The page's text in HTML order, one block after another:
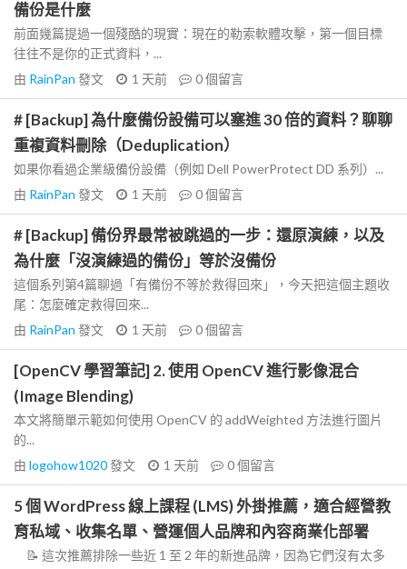
備份是什麼
前面幾篇提過一個殘酷的現實：現在的勒索軟體攻擊，第一個目標
往往不是你的正式資料，...
由 RainPan 發文 1 天前 0個留言
# [Backup] 為什麼備份設備可以塞進 30 倍的資料？聊聊
重複資料刪除（Deduplication）
如果你看過企業級備份設備（例如 Dell PowerProtect DD 系列）...
由 RainPan 發文 1 天前 0個留言
# [Backup] 備份界最常被跳過的一步：還原演練，以及
為什麼「沒演練過的備份」等於沒備份
這個系列第4篇聊過「有備份不等於救得回來」，今天把這個主題收
尾：怎麼確定救得回來...
由 RainPan 發文 1 天前 0個留言
[OpenCV 學習筆記] 2. 使用 OpenCV 進行影像混合
(Image Blending)
本文將簡單示範如何使用 OpenCV 的 addWeighted 方法進行圖片
的...
由 logohow1020發文 1 天前 0個留言
5 個 WordPress 線上課程 (LMS) 外掛推薦，適合經營教
育私域、收集名單、營運個人品牌和內容商業化部署
📝 這次推薦排除一些近 1 至 2 年的新進品牌，因為它們沒有太多